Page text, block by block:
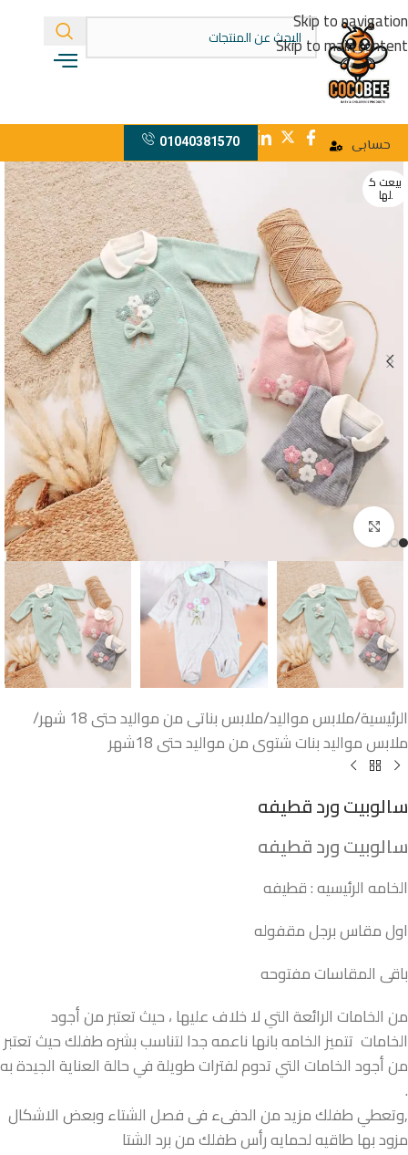
Skip to navigation
Skip to main content
حسابى 01040381570
بيعت ك
لها
اضغط للتكبير
الرئيسية/ملابس مواليد/ملابس بناتى من مواليد حتى 18 شهر
/
ملابس مواليد بنات شتوى من مواليد حتى 18شهر
سالوبيت ورد قطيفه
سالوبيت ورد قطيفه
الخامه الرئيسيه : قطيفه
اول مقاس برجل مقفوله
باقى المقاسات مفتوحه
من الخامات الرائعة التي لا خلاف عليها ، حيث تعتبر من أجود
الخامات تتميز الخامه بانها ناعمه جدا لتناسب بشره طفلك حيث تعتبر
من أجود الخامات التي تدوم لفترات طويلة في حالة العناية الجيدة به
.
,وتعطي طفلك مزيد من الدفىء فى فصل الشتاء وبعض الاشكال
مزود بها طاقيه لحمايه رأس طفلك من برد الشتا